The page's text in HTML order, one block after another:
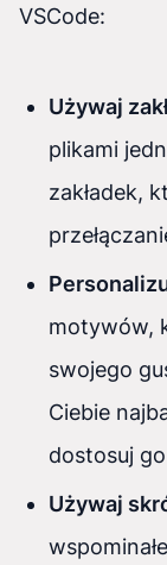
VSCode:
Używaj
plikami
zakładek,
motywów,
swojego
Ciebie
dostosuj
Używaj